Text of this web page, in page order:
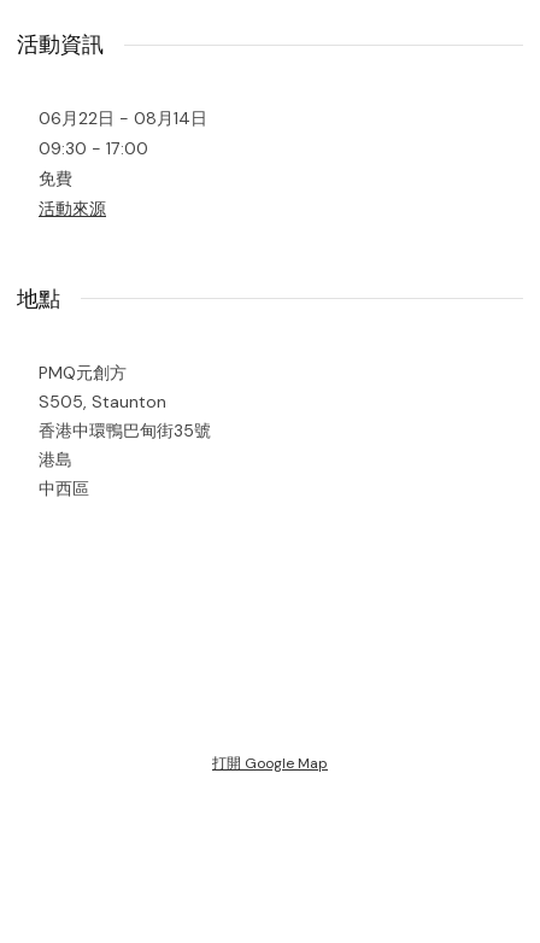
活動資訊
06月22日 - 08月14日
09:30 - 17:00
免費
活動來源
地點
PMQ元創方
S505, Staunton
香港中環鴨巴甸街35號
港島
中西區
打開 Google Map